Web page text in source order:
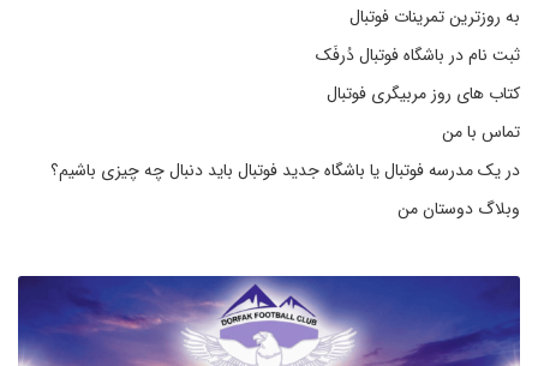
به روزترین تمرینات فوتبال
ثبت نام در باشگاه فوتبال دُرفَک
کتاب های روز مربیگری فوتبال
تماس با من
در یک مدرسه فوتبال یا باشگاه جدید فوتبال باید دنبال چه چیزی باشیم؟
وبلاگ دوستان من